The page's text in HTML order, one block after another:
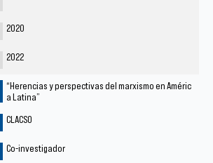
2020
2022
“Herencias y perspectivas del marxismo en Améric
a Latina”
CLACSO
Co-investigador